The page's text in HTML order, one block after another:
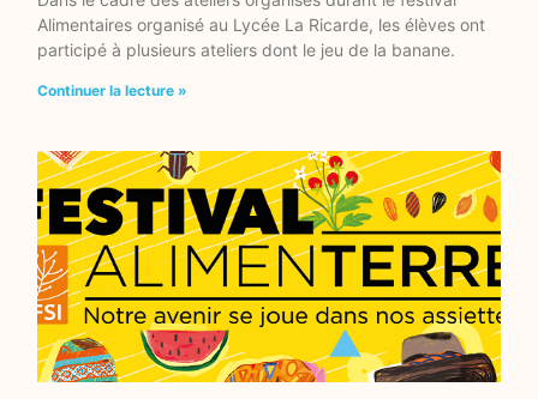
Alimentaires organisé au Lycée La Ricarde, les élèves ont
participé à plusieurs ateliers dont le jeu de la banane.
Continuer la lecture »